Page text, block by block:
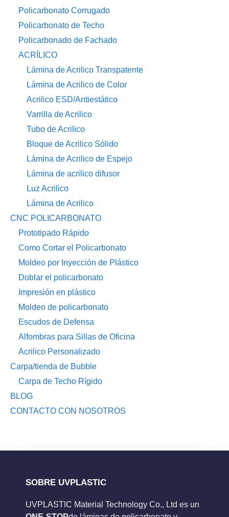
Policarbonato Corrugado
Policarbonato de Techo
Policarbonado de Fachado
ACRÍLICO
Lámina de Acrilico Transpatente
Lámina de Acrilico de Color
Acrilico ESD/Antiestático
Varrilla de Acrilico
Tubo de Acrilico
Bloque de Acrilico Sólido
Lámina de Acrilico de Espejo
Lámina de acrilico difusor
Luz Acrilico
Lámina de Acrilico
CNC POLICARBONATO
Prototipado Rápido
Como Cortar el Policarbonato
Moldeo por Inyección de Plástico
Doblar el policarbonato
Impresión en plástico
Moldeo de policarbonato
Escudos de Defensa
Alfombras para Sillas de Oficina
Acrilico Personalizado
Carpa/tienda de Bubble
Carpa de Techo Rígido
BLOG
CONTACTO CON NOSOTROS
SOBRE UVPLASTIC
UVPLASTIC Material Technology Co., Ltd es un